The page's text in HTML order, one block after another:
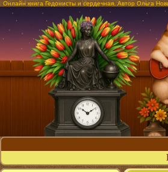
Онлайн книга Гедонисты и сердечная. Автор Ольга